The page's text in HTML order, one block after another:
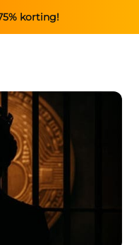
korting!